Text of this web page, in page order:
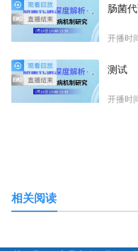
肠菌
开播时
测试
开播时
相关阅读